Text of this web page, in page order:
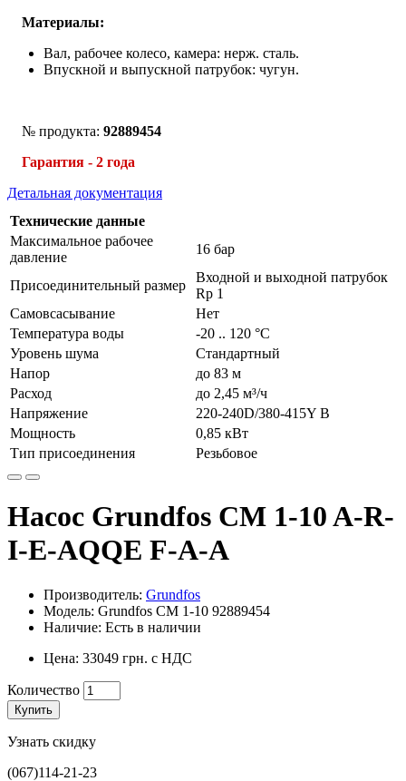
Материалы:
Вал, рабочее колесо, камера: нерж. сталь.
Впускной и выпускной патрубок: чугун.
№ продукта: 92889454
Гарантия - 2 года
Детальная документация
Технические данные
Максимальное рабочее
давление
16 бар
Присоединительный размер
Входной и выходной патрубок
Rp 1
Самовсасывание
Нет
Температура воды
-20 .. 120 °C
Уровень шума
Стандартный
Напор
до 83 м
Расход
до 2,45 м³/ч
Напряжение
220-240D/380-415Y В
Мощность
0,85 кВт
Тип присоединения
Резьбовое
Насос Grundfos CM 1-10 A-R-
I-E-AQQE F-A-A
Производитель: Grundfos
Модель: Grundfos CM 1-10 92889454
Наличие: Есть в наличии
Цена: 33049 грн. с НДС
Количество
Купить
Узнать скидку
(067)114-21-23